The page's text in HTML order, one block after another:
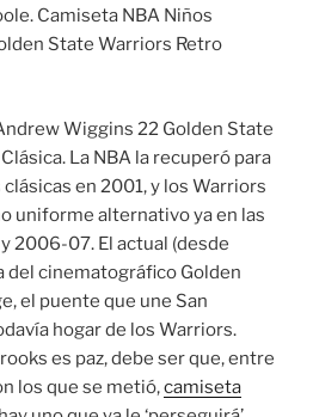
Camiseta NBA Niños
State Warriors Retro
Wiggins 22 Golden State
La NBA la recuperó para
en 2001, y los Warriors
uniforme alternativo ya en las
2006-07. El actual (desde
del cinematográfico Golden
el puente que une San
hogar de los Warriors.
es paz, debe ser que, entre
los que se metió,camiseta